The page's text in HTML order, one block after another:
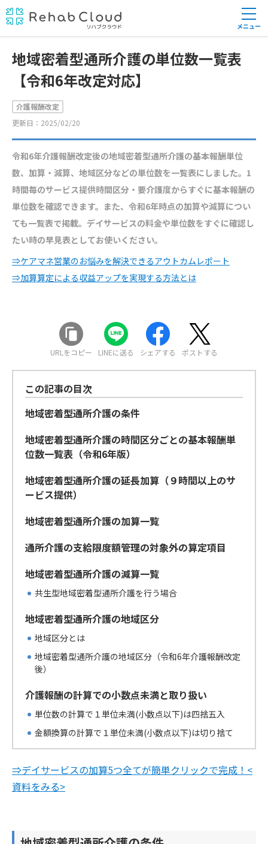
メニュー
地域密着型通所介護の単位数一覧表
【令和6年改定対応】
介護報酬改定
更新日：2025/02/20
令和6年介護報酬改定後の地域密着型通所介護の基本報酬単位
数、加算・減算、地域区分などの単位数を一覧表にしました。1
時間毎のサービス提供時間区分・要介護度からすぐに基本報酬の
単位数を確認できます。また、令和6年時点の加算や減算につい
ても一覧表で掲載。デイサービスの料金や単位数をすぐに確認し
たい時の早見表としてお使いください。
⇒ケアマネ営業のお悩みを解決できるアウトカムレポート
⇒加算算定による収益アップを実現する方法とは
URLをコピー LINEに送る シェアする ポストする
この記事の目次
地域密着型通所介護の条件
地域密着型通所介護の時間区分ごとの基本報酬単
位数一覧表（令和6年版）
地域密着型通所介護の延長加算（９時間以上のサ
ービス提供）
地域密着型通所介護の加算一覧
通所介護の支給限度額管理の対象外の算定項目
地域密着型通所介護の減算一覧
共生型地域密着型通所介護を行う場合
地域密着型通所介護の地域区分
地域区分とは
地域密着型通所介護の地域区分（令和6年介護報酬改定
後）
介護報酬の計算での小数点未満と取り扱い
単位数の計算で１単位未満(小数点以下)は四捨五入
金額換算の計算で１単位未満(小数点以下)は切り捨て
⇒デイサービスの加算5つ全てが簡単クリックで完成！<
資料をみる>